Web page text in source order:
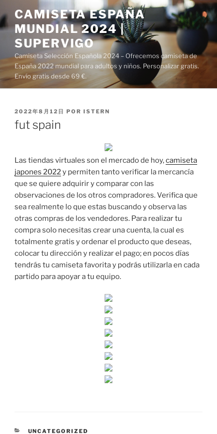
al
contenido
CAMISETA ESPAÑA
MUNDIAL 2024 |
SUPERVIGO
Camiseta Selección Española 2024 – Ofrecemos camiseta de
España 2022 mundial para adultos y niños. Personalizar gratis.
Envío gratis desde 69 €.
PUBLICADO
EL
2022年8月12日 POR ISTERN
fut spain
Las tiendas virtuales son el mercado de hoy,camiseta
japones 2022y permiten tanto verificar la mercancía
que se quiere adquirir y comparar con las
observaciones de los otros compradores. Verifica que
sea realmente lo que estas buscando y observa las
otras compras de los vendedores. Para realizar tu
compra solo necesitas crear una cuenta, la cual es
totalmente gratis y ordenar el producto que deseas,
colocar tu dirección y realizar el pago; en pocos días
tendrás tu camiseta favorita y podrás utilizarla en cada
partido para apoyar a tu equipo.
CATEGORÍAS
UNCATEGORIZED